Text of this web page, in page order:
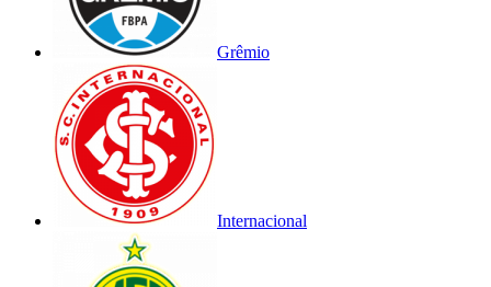
Grêmio
Internacional